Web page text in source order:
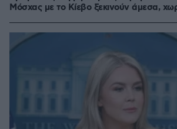
Μόσχας με το Κίεβο ξεκινούν άμεσα,